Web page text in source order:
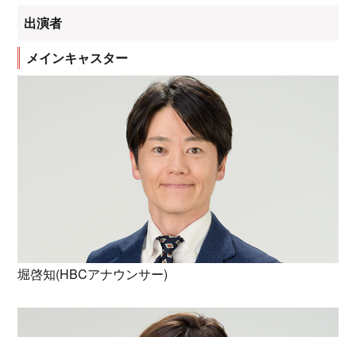
出演者
メインキャスター
堀啓知(HBCアナウンサー)